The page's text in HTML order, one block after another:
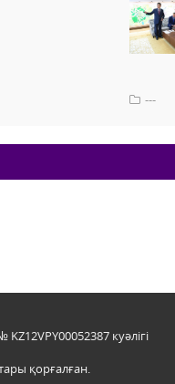
---
куәлігі
қорғалған.